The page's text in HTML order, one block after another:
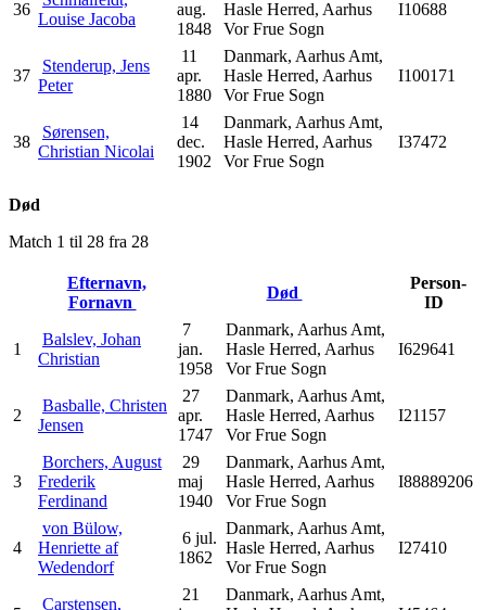
36
Louise Jacoba
aug.
1848
Hasle Herred, Aarhus
Vor Frue Sogn
I10688
37
Stenderup, Jens
Peter
11
apr.
1880
Danmark, Aarhus Amt,
Hasle Herred, Aarhus
Vor Frue Sogn
I100171
38
Sørensen,
Christian Nicolai
14
dec.
1902
Danmark, Aarhus Amt,
Hasle Herred, Aarhus
Vor Frue Sogn
I37472
Død
Match 1 til 28 fra 28
Efternavn,
Fornavn
Død
Person-
ID
1
Balslev, Johan
Christian
7
jan.
1958
Danmark, Aarhus Amt,
Hasle Herred, Aarhus
Vor Frue Sogn
I629641
2
Basballe, Christen
Jensen
27
apr.
1747
Danmark, Aarhus Amt,
Hasle Herred, Aarhus
Vor Frue Sogn
I21157
3
Borchers, August
Frederik
Ferdinand
29
maj
1940
Danmark, Aarhus Amt,
Hasle Herred, Aarhus
Vor Frue Sogn
I88889206
4
von Bülow,
Henriette af
Wedendorf
6 jul.
1862
Danmark, Aarhus Amt,
Hasle Herred, Aarhus
Vor Frue Sogn
I27410
Carstensen,
21
Danmark, Aarhus Amt,